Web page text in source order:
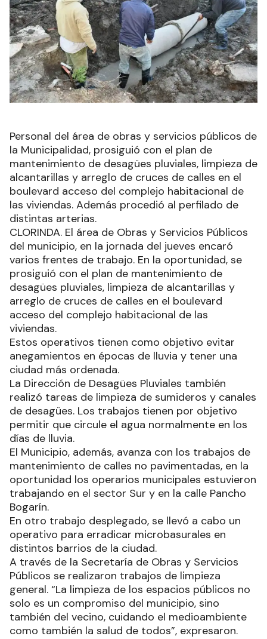
Personal del área de obras y servicios públicos de
la Municipalidad, prosiguió con el plan de
mantenimiento de desagües pluviales, limpieza de
alcantarillas y arreglo de cruces de calles en el
boulevard acceso del complejo habitacional de
las viviendas. Además procedió al perfilado de
distintas arterias.
CLORINDA. El área de Obras y Servicios Públicos
del municipio, en la jornada del jueves encaró
varios frentes de trabajo. En la oportunidad, se
prosiguió con el plan de mantenimiento de
desagües pluviales, limpieza de alcantarillas y
arreglo de cruces de calles en el boulevard
acceso del complejo habitacional de las
viviendas.
Estos operativos tienen como objetivo evitar
anegamientos en épocas de lluvia y tener una
ciudad más ordenada.
La Dirección de Desagües Pluviales también
realizó tareas de limpieza de sumideros y canales
de desagües. Los trabajos tienen por objetivo
permitir que circule el agua normalmente en los
días de lluvia.
El Municipio, además, avanza con los trabajos de
mantenimiento de calles no pavimentadas, en la
oportunidad los operarios municipales estuvieron
trabajando en el sector Sur y en la calle Pancho
Bogarín.
En otro trabajo desplegado, se llevó a cabo un
operativo para erradicar microbasurales en
distintos barrios de la ciudad.
A través de la Secretaría de Obras y Servicios
Públicos se realizaron trabajos de limpieza
general. “La limpieza de los espacios públicos no
solo es un compromiso del municipio, sino
también del vecino, cuidando el medioambiente
como también la salud de todos”, expresaron.